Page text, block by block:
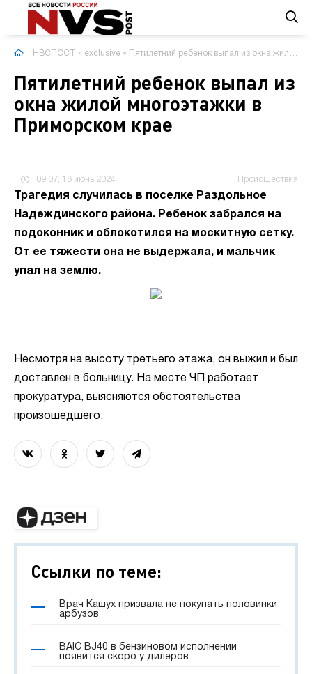
НВСПОСТ » exclusive » Пятилетний ребенок выпал из окна жилой многоэтажки в Приморском крае
Пятилетний ребенок выпал из
окна жилой многоэтажки в
Приморском крае
09:07, 18 июнь 2024 Происшествия
Трагедия случилась в поселке Раздольное
Надеждинского района. Ребенок забрался на
подоконник и облокотился на москитную сетку.
От ее тяжести она не выдержала, и мальчик
упал на землю.
Несмотря на высоту третьего этажа, он выжил и был
доставлен в больницу. На месте ЧП работает
прокуратура, выясняются обстоятельства
произошедшего.
Ссылки по теме:
Врач Кашух призвала не покупать половинки
арбузов
BAIC BJ40 в бензиновом исполнении
появится скоро у дилеров